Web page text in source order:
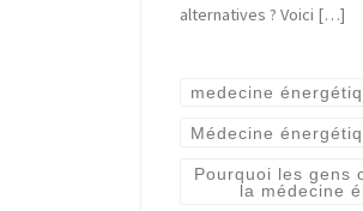
alternatives ? Voici […]
medecine
Médecine
Pourquoi les gens
la médecine